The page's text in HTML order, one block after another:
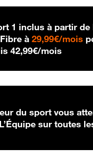
1 inclus à partir de
à29,99€/mois
42,99€/mois
du sport vous
sur toutes